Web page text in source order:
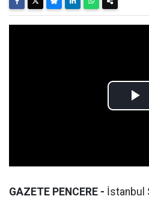
GAZETE PENCERE - İstanbul